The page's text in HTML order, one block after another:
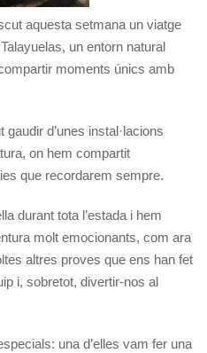
aquesta setmana un viatge
un entorn natural
moments únics amb
d’unes instal·lacions
on hem compartit
que recordarem sempre.
durant tota l’estada i hem
molt emocionants, com ara
altres proves que ens han fet
i, sobretot, divertir-nos al
una d’elles vam fer una